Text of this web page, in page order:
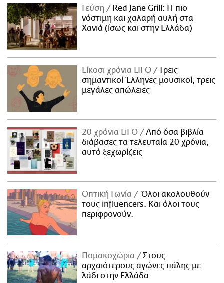
Γεύση
Red Jane Grill: Η πιο
νόστιμη και χαλαρή αυλή στα
Χανιά (ίσως και στην Ελλάδα)
Είκοσι χρόνια LIFO
Tρεις
σημαντικοί Έλληνες μουσικοί, τρεις
μεγάλες απώλειες
20 χρόνια LiFO
Από όσα βιβλία
διάβασες τα τελευταία 20 χρόνια,
αυτό ξεχωρίζεις
Οπτική Γωνία
Όλοι ακολουθούν
τους influencers. Και όλοι τους
περιφρονούν.
Πομακοχώρια
Στους
αρχαιότερους αγώνες πάλης με
λάδι στην Ελλάδα